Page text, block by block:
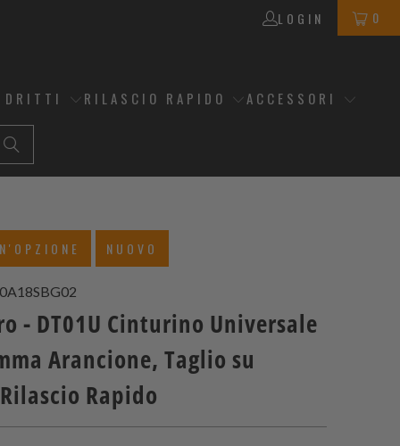
LOGIN 0
DRITTI RILASCIO RAPIDO ACCESSORI
NUOVO
- DT01U Cinturino Universale
Arancione, Taglio su
Rapido